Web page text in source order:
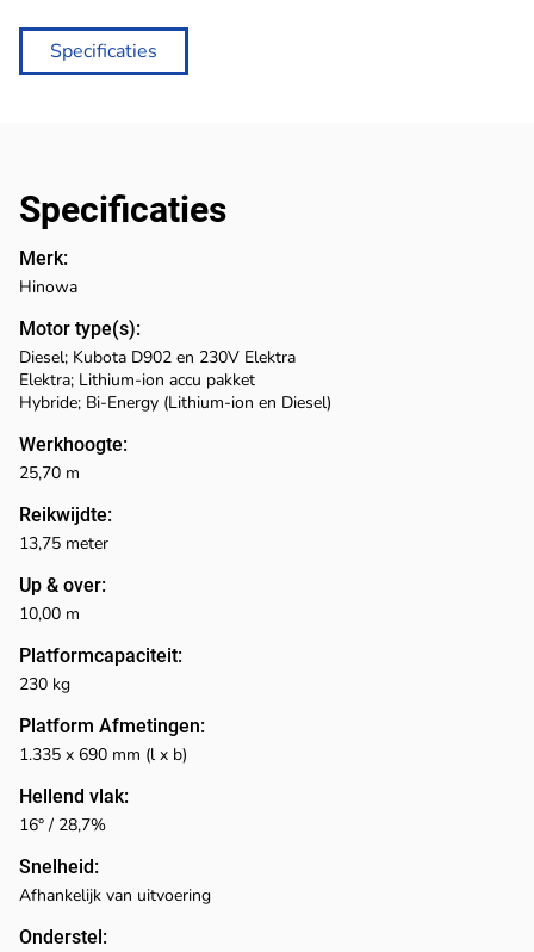
Specificaties
Specificaties
Merk:
Motor type(s):
Werkhoogte:
Reikwijdte:
Up & over:
Platformcapaciteit:
Platform Afmetingen:
Hellend vlak:
Snelheid:
Onderstel:
Hinowa
Diesel; Kubota D902 en 230V Elektra
Elektra; Lithium-ion accu pakket
Hybride; Bi-Energy (Lithium-ion en Diesel)
25,70 m
13,75 meter
10,00 m
230 kg
1.335 x 690 mm (l x b)
16° / 28,7%
Afhankelijk van uitvoering